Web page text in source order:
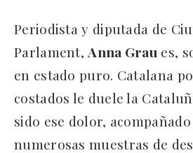
Periodista y diputada de
Parlament, Anna Grau es,
en estado puro. Catalana
costados le duele la
sido ese dolor,
numerosas muestras de